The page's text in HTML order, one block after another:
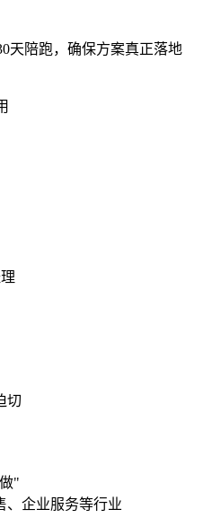
天陪跑，确保方案真正落地
切
"
、企业服务等行业